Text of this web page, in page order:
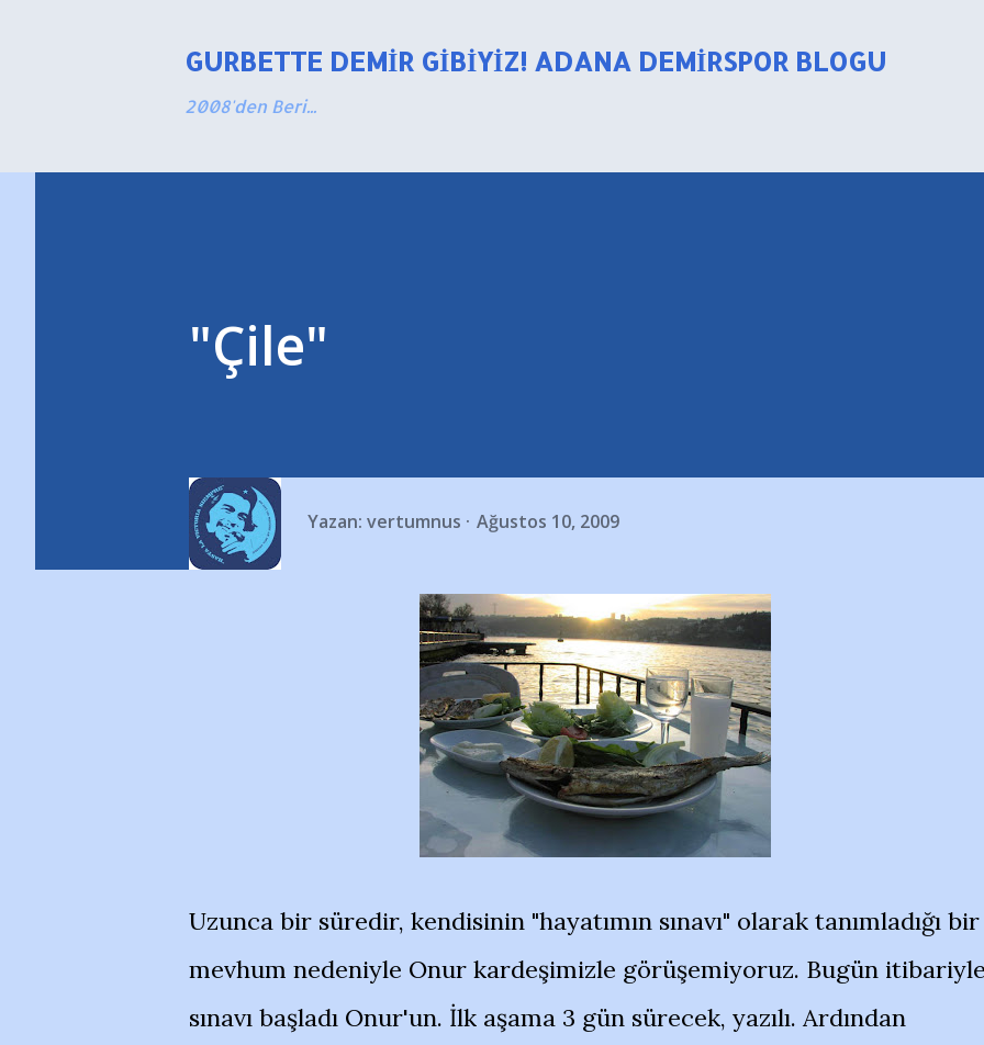
GURBETTE DEMIR GIBIYIZ! ADANA DEMIRSPOR BLOGU
2008'den Beri...
"Çile"
Yazan: vertumnus Ağustos 10, 2009
Uzunca bir süredir, kendisinin "hayatımın sınavı" olarak tanımladığı bir
mevhum nedeniyle Onur kardeşimizle görüşemiyoruz. Bugün
sınavı başladı Onur'un. İlk aşama 3 gün sürecek, yazılı. Ardından